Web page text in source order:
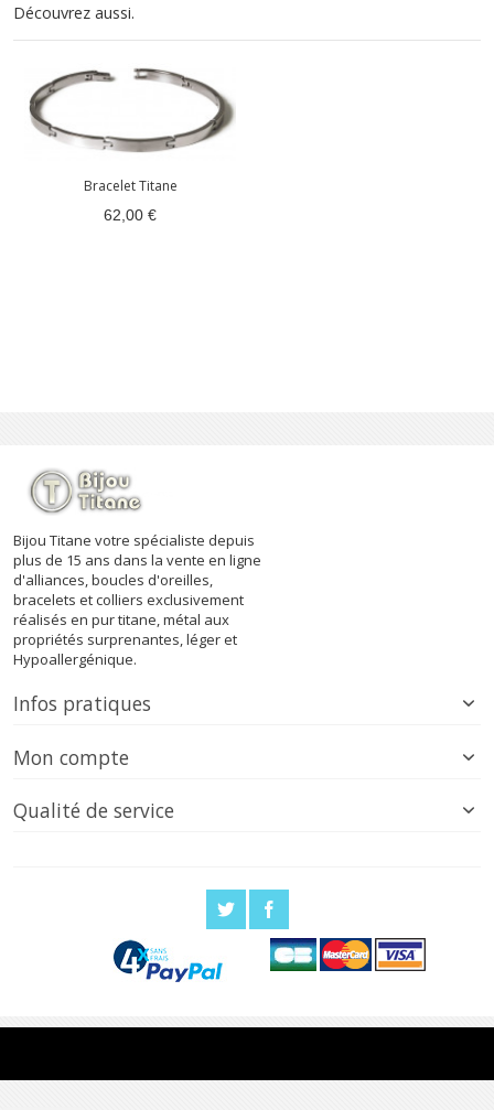
Découvrez aussi.
Bracelet Titane
62,00 €
Bijou Titane votre spécialiste depuis
plus de 15 ans dans la vente en ligne
d'alliances, boucles d'oreilles,
bracelets et colliers exclusivement
réalisés en pur titane, métal aux
propriétés surprenantes, léger et
Hypoallergénique.
Infos pratiques
Mon compte
Qualité de service